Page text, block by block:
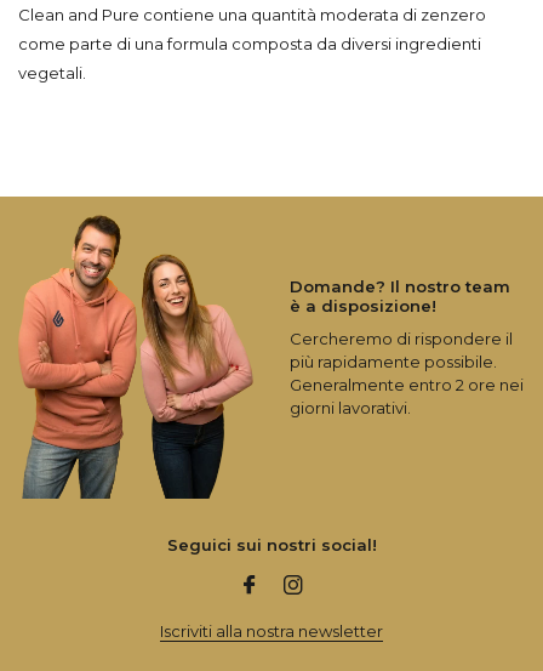
Clean and Pure contiene una quantità moderata di zenzero
come parte di una formula composta da diversi ingredienti
vegetali.
Domande? Il nostro team
è a disposizione!
Cercheremo di rispondere il
più rapidamente possibile.
Generalmente entro 2 ore nei
giorni lavorativi.
Seguici sui nostri social!
Iscriviti alla nostra newsletter